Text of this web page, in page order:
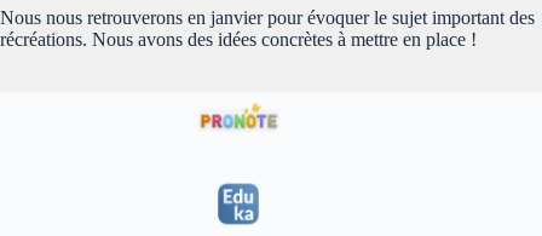
Nous nous retrouverons en janvier pour évoquer le sujet important des
récréations. Nous avons des idées concrètes à mettre en place !